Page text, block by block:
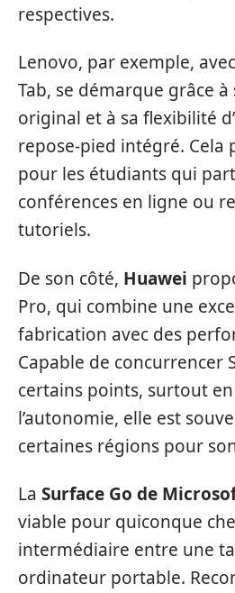
respectives.
Lenovo, par exemple,
Tab, se démarque grâce
original et à sa flexibilité
repose-pied intégré. Cela
pour les étudiants qui
conférences en ligne ou
tutoriels.
De son côté, Huawei
Pro, qui combine une
fabrication avec des
Capable de concurrencer
certains points, surtout
l’autonomie, elle est
certaines régions pour
La Surface Go de
viable pour quiconque
intermédiaire entre une
ordinateur portable.